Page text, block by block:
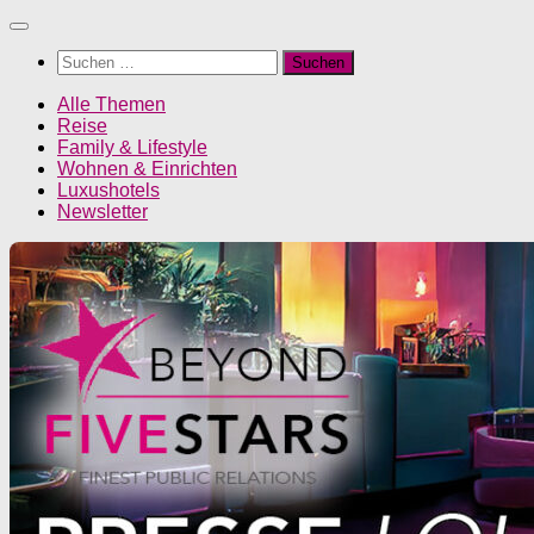
Unter
Inhalt
Suchen
nach:
Alle Themen
Reise
Family & Lifestyle
Wohnen & Einrichten
Luxushotels
Newsletter